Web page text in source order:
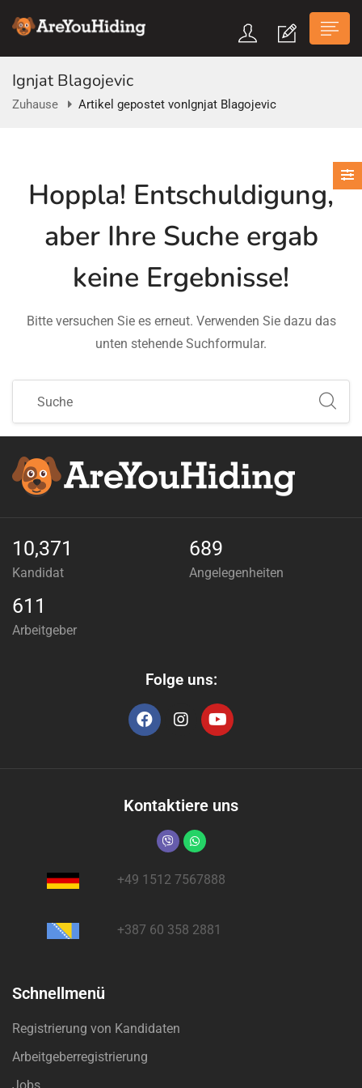
Ignjat Blagojevic
Zuhause Artikel gepostet vonIgnjat Blagojevic
Hoppla! Entschuldigung,
aber Ihre Suche ergab
keine Ergebnisse!
Bitte versuchen Sie es erneut. Verwenden Sie dazu das
unten stehende Suchformular.
10,371
Kandidat
689
Angelegenheiten
611
Arbeitgeber
Folge uns:
Kontaktiere uns
+49 1512 7567888
+387 60 358 2881
Schnellmenü
Registrierung von Kandidaten
Arbeitgeberregistrierung